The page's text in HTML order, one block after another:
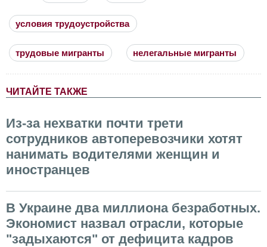
условия трудоустройства
трудовые мигранты нелегальные мигранты
ЧИТАЙТЕ ТАКЖЕ
Из-за нехватки почти трети
сотрудников автоперевозчики хотят
нанимать водителями женщин и
иностранцев
В Украине два миллиона безработных.
Экономист назвал отрасли, которые
"задыхаются" от дефицита кадров